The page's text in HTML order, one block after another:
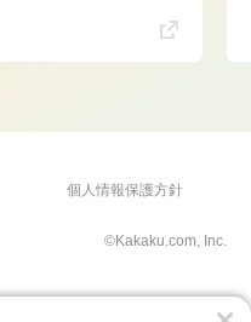
個人情報保護方針
©Kakaku.com, Inc.